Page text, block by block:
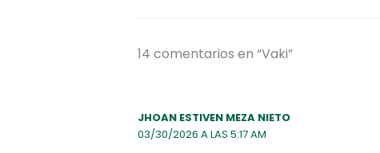
14 comentarios en “Vaki”
JHOAN ESTIVEN MEZA NIETO
03/30/2026 A LAS 5:17 AM